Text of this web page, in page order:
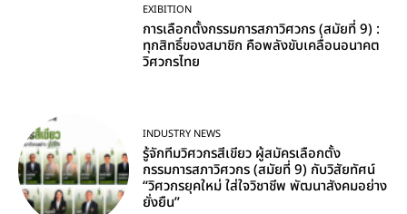
EXIBITION
การเลือกตั้งกรรมการสภาวิศวกร (สมัยที่ 9) :
ทุกสิทธิ์ของสมาชิก คือพลังขับเคลื่อนอนาคต
วิศวกรไทย
INDUSTRY NEWS
รู้จักทีมวิศวกรสีเขียว ผู้สมัครเลือกตั้ง
กรรมการสภาวิศวกร (สมัยที่ 9) กับวิสัยทัศน์
“วิศวกรยุคใหม่ ใส่ใจวิชาชีพ พัฒนาสังคมอย่าง
ยั่งยืน”